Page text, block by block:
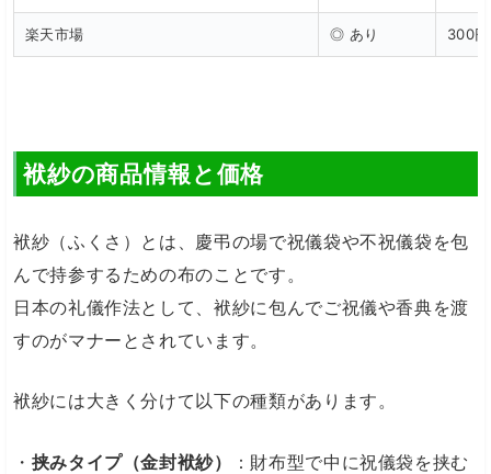
楽天市場 ◎ あり 300
袱紗の商品情報と価格
袱紗（ふくさ）とは、慶弔の場で祝儀袋や不祝儀袋を包
んで持参するための布のことです。
日本の礼儀作法として、袱紗に包んでご祝儀や香典を渡
すのがマナーとされています。
袱紗には大きく分けて以下の種類があります。
・ 挟みタイプ（金封袱紗）
：財布型で中に祝儀袋を挟む